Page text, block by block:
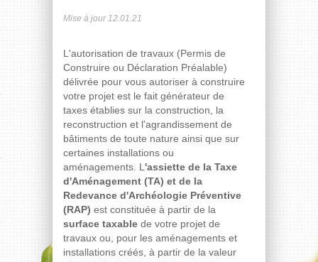
Mise à jour 12.01.21
L'autorisation de travaux (Permis de
Construire ou Déclaration Préalable)
délivrée pour vous autoriser à construire
votre projet est le fait générateur de
taxes établies sur la construction, la
reconstruction et l'agrandissement de
bâtiments de toute nature ainsi que sur
certaines installations ou
aménagements. L'assiette de la Taxe
d'Aménagement (TA) et de la
Redevance d'Archéologie Préventive
(RAP) est constituée à partir de la
surface taxable de votre projet de
travaux ou, pour les aménagements et
installations créés, à partir de la valeur